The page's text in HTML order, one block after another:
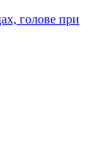
голове при